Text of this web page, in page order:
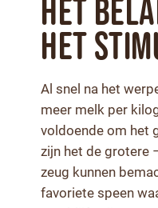
Het
het
Al snel na het
meer melk per
voldoende om het
zijn het de grotere
zeug kunnen
favoriete speen